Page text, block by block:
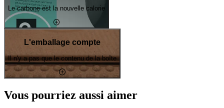
Le carbone est la nouvelle calorie
L'emballage compte
Il n'y a pas que le contenu de la boîte
Vous pourriez aussi aimer